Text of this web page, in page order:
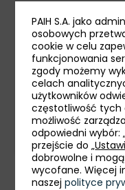
prezesa
Kanadyjskiego.
Michael
kultury w
się jako
wspomagać
języka
społeczności
PAIH S.A. jako
osobowych
cookie w celu
funkcjonowania
zgody możemy
celach
użytkowników
częstotliwość tych
możliwość
odpowiedni wybór:
przejście do „
dobrowolne i
wycofane. Więcej
naszejpolityce